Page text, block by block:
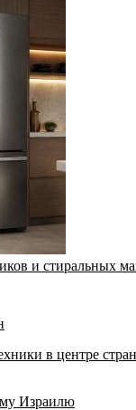
и стиральных
в центре
Израилю